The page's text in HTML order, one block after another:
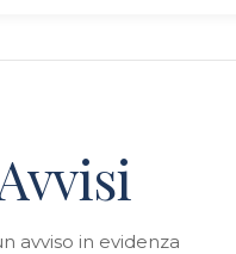
avviso in evidenza